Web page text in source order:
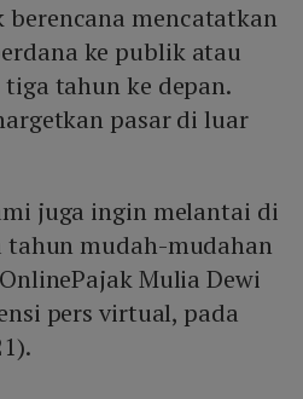
berencana mencatatkan
ke publik atau
tahun ke depan.
pasar di luar
juga ingin melantai di
tahun mudah-mudahan
Mulia Dewi
pers virtual, pada